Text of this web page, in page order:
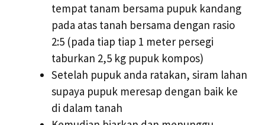
tempat tanam bersama pupuk kandang
pada atas tanah bersama dengan rasio
2:5 (pada tiap tiap 1 meter persegi
taburkan 2,5 kg pupuk kompos)
Setelah pupuk anda ratakan, siram lahan
supaya pupuk meresap dengan baik ke
di dalam tanah